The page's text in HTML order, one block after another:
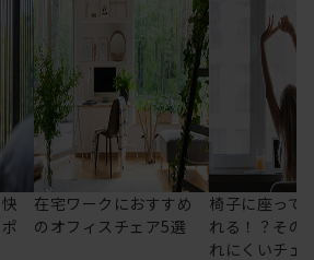
在宅ワークにおすすめ
のオフィスチェア5選
椅子に座って
れる！？その
れにくいチェ